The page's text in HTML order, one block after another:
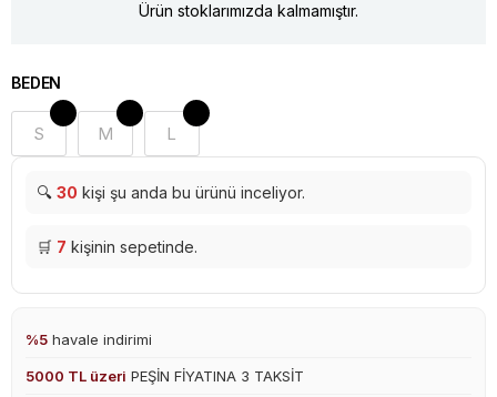
Ürün stoklarımızda kalmamıştır.
BEDEN
S M L
🔍 30 kişi şu anda bu ürünü inceliyor.
🛒 7 kişinin sepetinde.
%5 havale indirimi
5000 TL üzeri PEŞİN FİYATINA 3 TAKSİT